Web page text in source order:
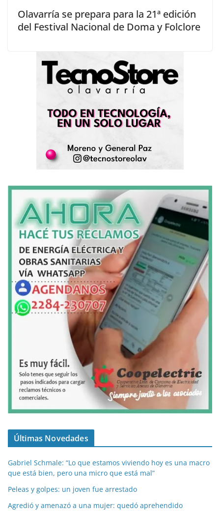
Olavarría se prepara para la 21ª edición
del Festival Nacional de Doma y Folclore
Últimas Novedades
Gabriel Schmale: “Lo que estamos viviendo hoy es una macro
que está bien, pero una micro que está mal”
Peleas y golpes: un joven fue arrestado
Agredió y amenazó a una mujer: quedó aprehendido